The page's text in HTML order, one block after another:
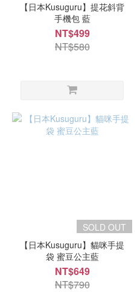
【日本Kusuguru】提花斜背
手機包 藍
NT$499
NT$580
SOLD OUT
【日本Kusuguru】貓咪手提
袋 蜜豆公主藍
NT$649
NT$790